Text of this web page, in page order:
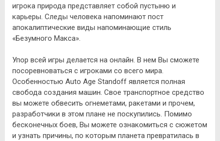
игрока природа представляет собой пустыню и
карьеры. Следы человека напоминают пост
апокалиптические виды напоминающие стиль
«Безумного Макса».
Упор всей игры делается на онлайн. В нем Вы сможете
посоревноваться с игроками со всего мира.
Особенностью Auto Age Standoff является полная
свобода создания машин. Свое транспортное средство
вы можете обвесить огнеметами, ракетами и прочем,
разработчики в этом плане не поскупились. Помимо
бесконечных боев, Вы можете ознакомиться с сюжетом
и узнать причины, по которым планета превратилась в